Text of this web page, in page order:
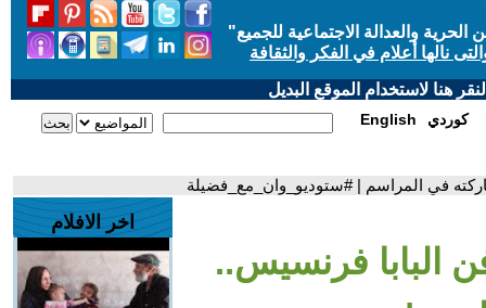
والعدالة الاجتماعية للجميع"
نالها أعلام في الفكر والثقافة
هنا لاستخدام الموقع البديل
English كوردي
في المراسم | #ستوديو_وان_مع_فضيلة
البابا فرنسيس..
اخر الافلام